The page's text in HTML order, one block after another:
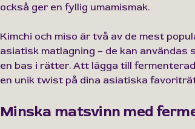
också ger en fyllig umamismak.
Kimchi och miso är två av de mest
asiatisk matlagning – de kan
en bas i rätter. Att lägga till
en unik twist på dina asiatiska
Minska matsvinn med